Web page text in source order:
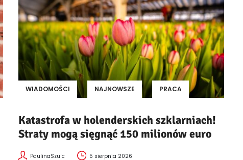
WIADOMOŚCI NAJNOWSZE PRACA
Katastrofa w holenderskich szklarniach!
Straty mogą sięgnąć 150 milionów euro
PaulinaSzulc 5 sierpnia 2026